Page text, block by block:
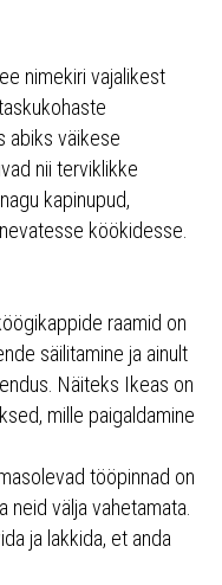
nimekiri vajalikest
abiks väikese
nii terviklikke
kapinupud,
köökidesse.
raamid on
säilitamine ja ainult
Näiteks Ikeas on
mille paigaldamine
tööpinnad on
neid välja vahetamata.
ja lakkida, et anda